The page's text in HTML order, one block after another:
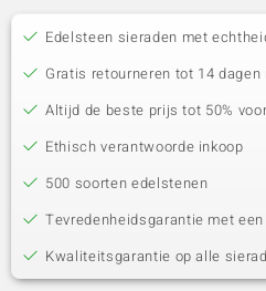
Edelsteen sieraden met
Gratis retourneren tot 14
Altijd de beste prijs tot 50%
Ethisch verantwoorde inkoop
500 soorten edelstenen
Tevredenheidsgarantie met
Kwaliteitsgarantie op alle